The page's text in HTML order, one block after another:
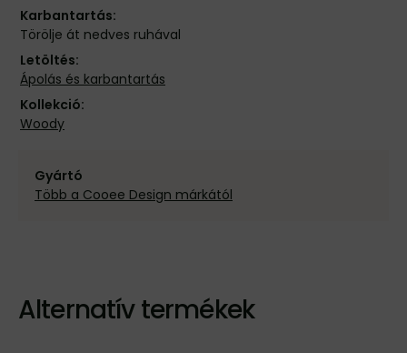
Karbantartás:
Törölje át nedves ruhával
Letöltés:
Ápolás és karbantartás
Kollekció:
Woody
Gyártó
Több a Cooee Design márkától
Alternatív termékek